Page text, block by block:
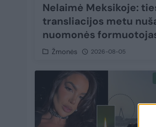
Nelaimė Meksikoje:
transliacijos metu
nuomonės
Žmonės 2026-08-05